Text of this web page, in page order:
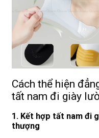
Cách thể hiện
tất nam đi giày
1. Kết hợp tất nam đi
thượng